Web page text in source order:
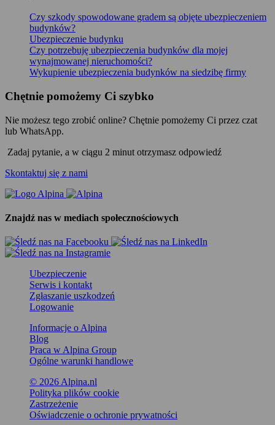
Czy szkody spowodowane gradem są objęte ubezpieczeniem
budynków?
Ubezpieczenie budynku
Czy potrzebuję ubezpieczenia budynków dla mojej
wynajmowanej nieruchomości?
Wykupienie ubezpieczenia budynków na siedzibę firmy
Chętnie pomożemy Ci szybko
Nie możesz tego zrobić online? Chętnie pomożemy Ci przez czat
lub WhatsApp.
Zadaj pytanie, a w ciągu 2 minut otrzymasz odpowiedź
Skontaktuj się z nami
Znajdź nas w mediach społecznościowych
Ubezpieczenie
Serwis i kontakt
Zgłaszanie uszkodzeń
Logowanie
Informacje o Alpina
Blog
Praca w Alpina Group
Ogólne warunki handlowe
© 2026 Alpina.nl
Polityka plików cookie
Zastrzeżenie
Oświadczenie o ochronie prywatności